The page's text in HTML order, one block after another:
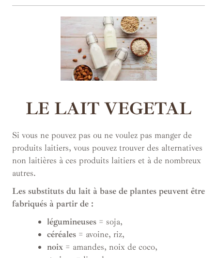
LE LAIT VEGETAL
Si vous ne pouvez pas ou ne voulez pas manger de
produits laitiers, vous pouvez trouver des alternatives
non laitières à ces produits laitiers et à de nombreux
autres.
Les substituts du lait à base de plantes peuvent être
fabriqués à partir de :
légumineuses = soja,
céréales = avoine, riz,
noix = amandes, noix de coco,